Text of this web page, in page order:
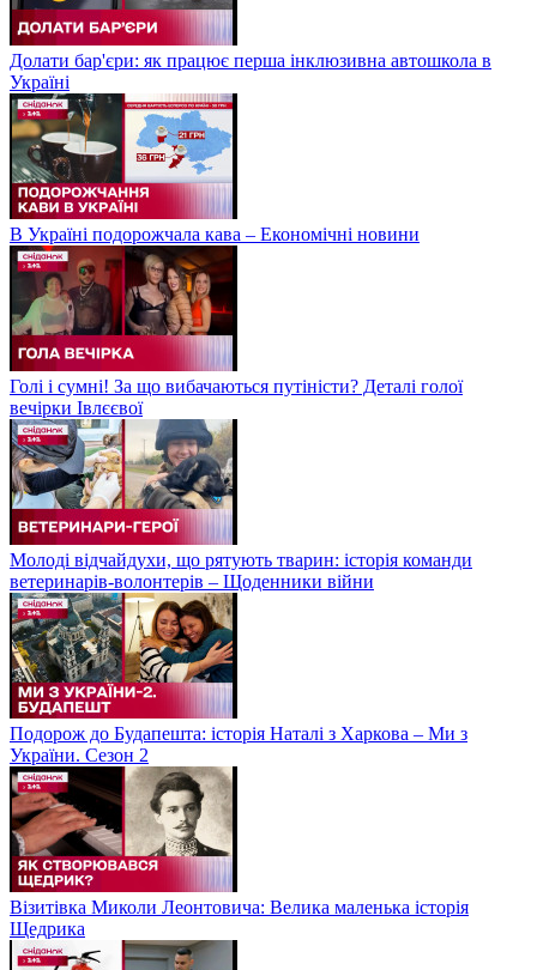
Долати бар'єри: як працює перша інклюзивна автошкола в
Україні
В Україні подорожчала кава – Економічні новини
Голі і сумні! За що вибачаються путіністи? Деталі голої
вечірки Івлєєвої
Молоді відчайдухи, що рятують тварин: історія команди
ветеринарів-волонтерів – Щоденники війни
Подорож до Будапешта: історія Наталі з Харкова – Ми з
України. Сезон 2
Візитівка Миколи Леонтовича: Велика маленька історія
Щедрика